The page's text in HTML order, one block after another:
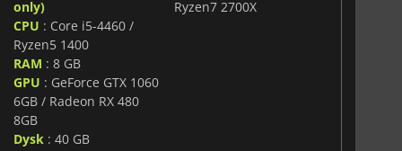
w serii, oferując zarówno nowoczesne,
i ponadczasowe ikony motoryzacji. Ciągłe aktualizacje
aktualność i ewolucję doświadczenia.
zróżnicowanym formatom wyścigów i celebracji
The Crew Motorfestto nowoczesne, kompleksowe
swobodę, różnorodność i widowiskowość na
only)
CPU : Core i5-4460 /
Ryzen5 1400
RAM : 8 GB
GPU : GeForce GTX 1060
6GB / Radeon RX 480
8GB
Dysk: 40 GB
Ryzen7 2700X